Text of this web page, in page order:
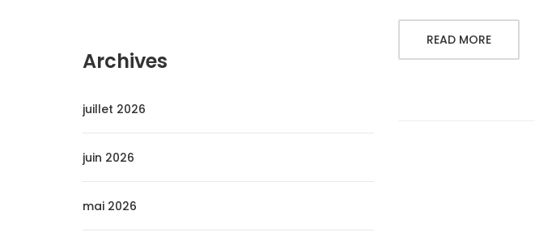
READ MORE
Archives
juillet 2026
juin 2026
mai 2026